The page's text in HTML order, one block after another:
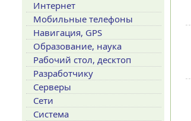
Интернет
Мобильные телефоны
Навигация, GPS
Образование, наука
Рабочий стол, десктоп
Разработчику
Серверы
Сети
Система